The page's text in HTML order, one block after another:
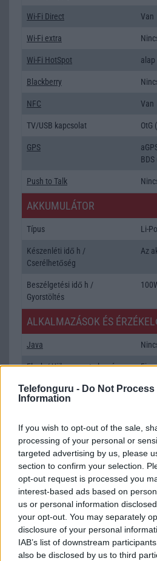
Telefonguru - Do Not Process
Information
If you wish to opt-out of the sale,
processing of your personal or
targeted advertising by us, please
section to confirm your selection.
opt-out request is processed you
interest-based ads based on
us or personal information
your opt-out. You may separately
disclosure of your personal
IAB’s list of downstream
also be disclosed by us to third
Wi-Fi Direct Van
Wi-Fi extra
Wi-Fi HotSpot
Blackberry
NFC Van
TV/USB kapcsolat OtG
GPS
Push to Talk
AKKUMULÁTOR
Típus Li-
Készenléti idő h /
Cserélhetőség
Az
Beszélgetési idő h /
Gyorstöltés
ALKALMAZÁSOK ÉS
Java
Flash/Ujjlenyomat olvasó
SNS integráció alap
T9 szótár
Office alkalmazások alap
Iránytũ
Extrák
EGYÉB
Vibra jelzés alap